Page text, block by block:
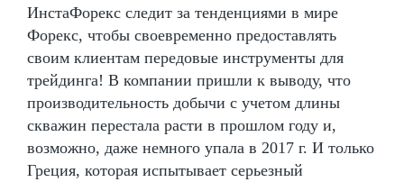
ИнстаФорекс следит за тенденциями в мире
Форекс, чтобы своевременно предоставлять
своим клиентам передовые инструменты для
трейдинга! В компании пришли к выводу, что
производительность добычи с учетом длины
скважин перестала расти в прошлом году и,
возможно, даже немного упала в 2017 г. И только
Греция, которая испытывает серьезный